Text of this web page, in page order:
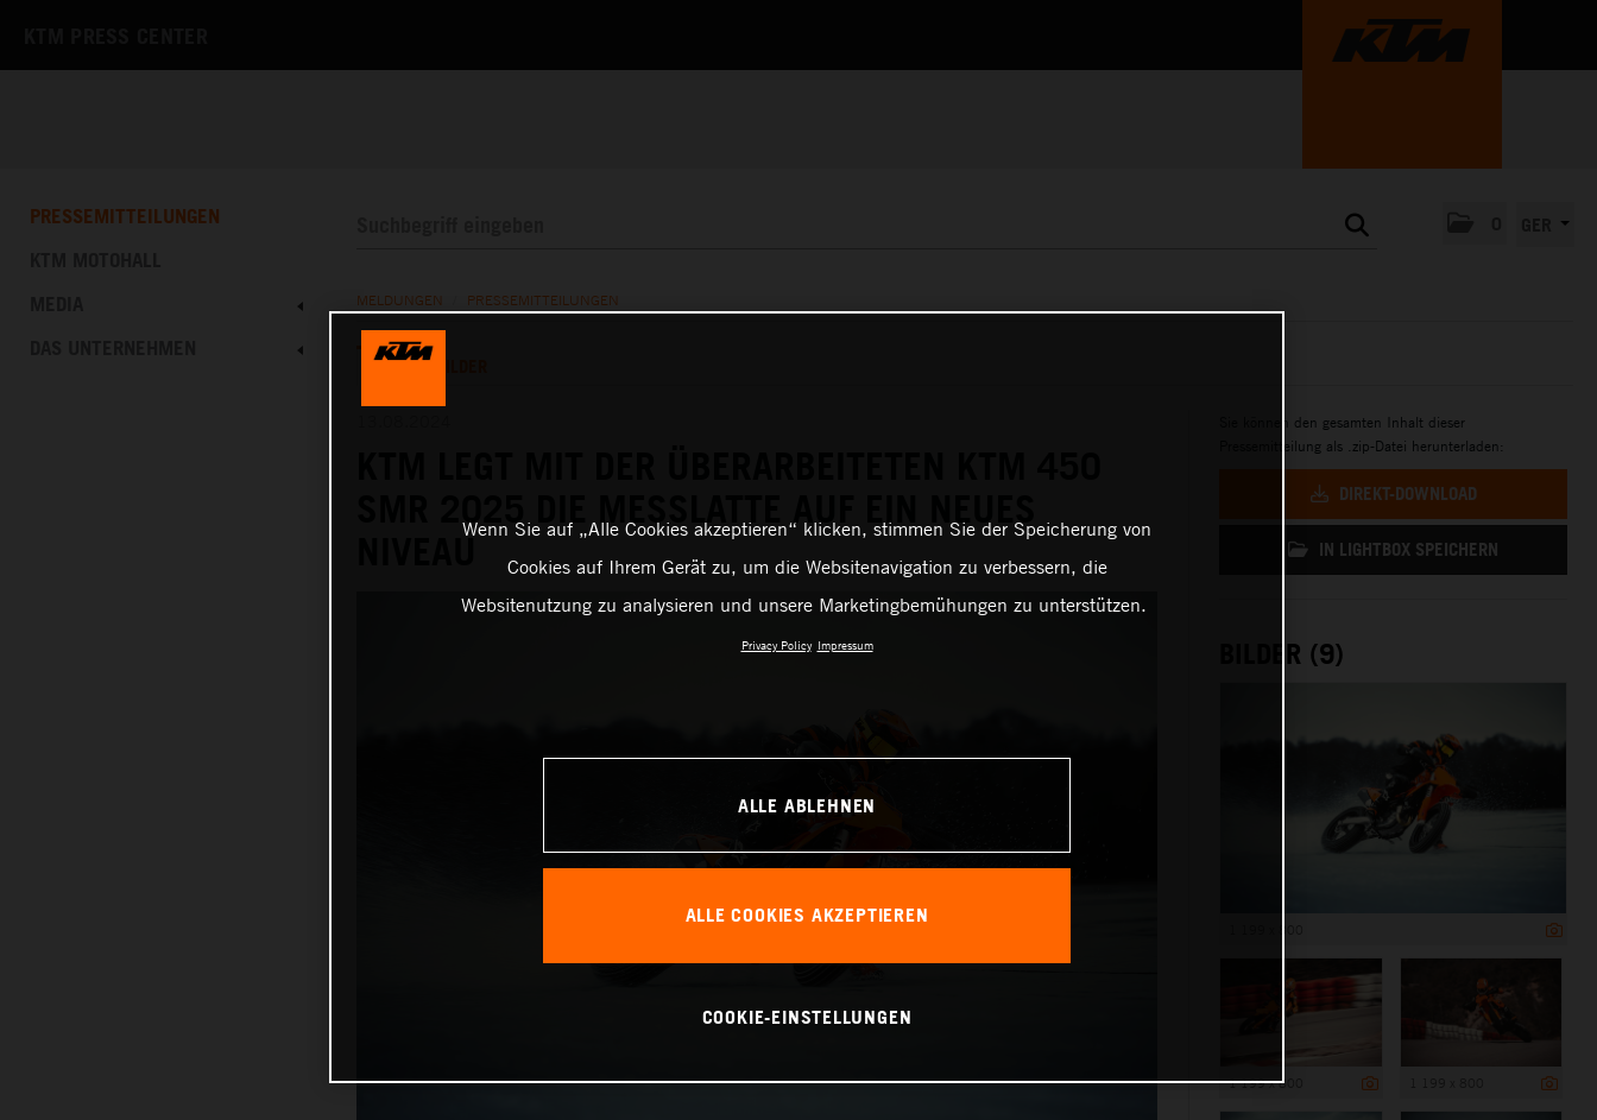
PRESSEMITTEILUNGEN
MELDUNGEN PRESSEMITTEILUNGEN
TEXT
NIVEAU
Sie können den gesamten Inhalt dieser
Pressemitteilung als .zip-Datei herunterladen:
DIREKT-DOWNLOAD
IN LIGHTBOX SPEICHERN
BILDER (9)
1 199 x 800
Wenn Sie auf „Alle Cookies akzeptieren“ klicken, stimmen Sie der Speicherung von
Cookies auf Ihrem Gerät zu, um die Websitenavigation zu verbessern, die
Websitenutzung zu analysieren und unsere Marketingbemühungen zu unterstützen.
Privacy Policy Impressum
ALLE ABLEHNEN
ALLE COOKIES AKZEPTIEREN
COOKIE-EINSTELLUNGEN